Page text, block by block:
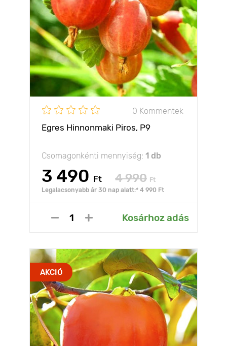
0 Kommentek
Egres Hinnonmaki Piros, Р9
Csomagonkénti mennyiség: 1 db
3 490 Ft 4 990 Ft
Legalacsonyabb ár 30 nap alatt:* 4 990 Ft
Kosárhoz adás
AKCIÓ